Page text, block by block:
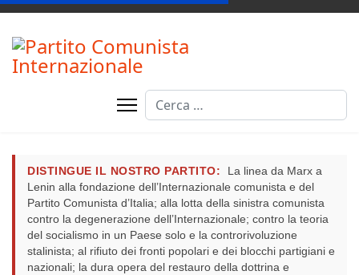
Cerca
DISTINGUE IL NOSTRO PARTITO:
La linea da Marx a
Lenin alla fondazione dell’Internazionale comunista e del
Partito Comunista d’Italia; alla lotta della sinistra comunista
contro la degenerazione dell’Internazionale; contro la teoria
del socialismo in un Paese solo e la controrivoluzione
stalinista; al rifiuto dei fronti popolari e dei blocchi partigiani e
nazionali; la dura opera del restauro della dottrina e